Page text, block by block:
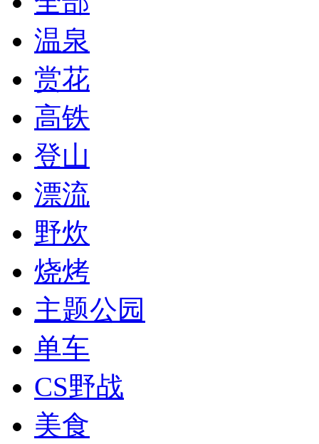
温泉
赏花
高铁
登山
漂流
野炊
烧烤
主题公园
单车
CS野战
美食